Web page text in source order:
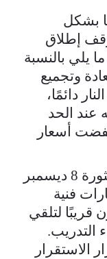
بشكل
إطلاق
ما يلي بالنسبة
وتجميع
دائمًا،
عند الحد
أسعار
أعرب الوزير بولات عن سعادته بثورة 8 ديسمبر
فنية
قريبًا لتلقي
التدريب.
الاستقرار